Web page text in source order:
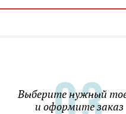
Выберите нужный
и оформите заказ